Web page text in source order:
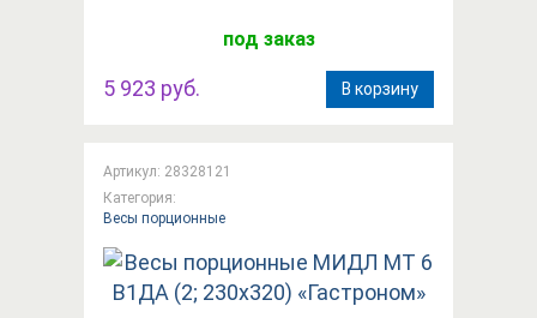
под заказ
5 923 руб. В корзину
Артикул: 28328121
Категория:
Весы порционные